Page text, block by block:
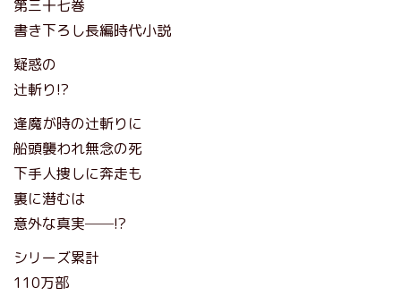
第三十七巻
書き下ろし長編時代小説
疑惑の
辻斬り!?
逢魔が時の辻斬りに
船頭襲われ無念の死
下手人捜しに奔走も
裏に潜むは
意外な真実──!?
シリーズ累計
110万部